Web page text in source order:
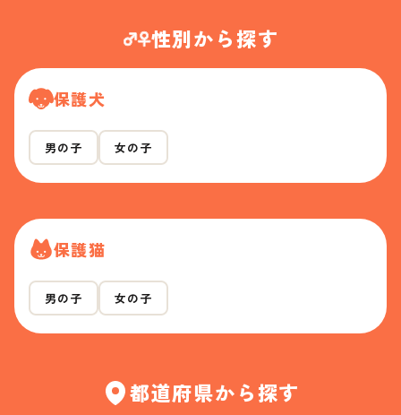
性別から探す
保護犬
男の子 女の子
保護猫
男の子 女の子
都道府県から探す